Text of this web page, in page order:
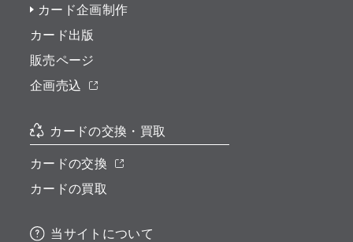
カード企画制作
カード出版
販売ページ
企画売込
カードの交換・買取
カードの交換
カードの買取
当サイトについて